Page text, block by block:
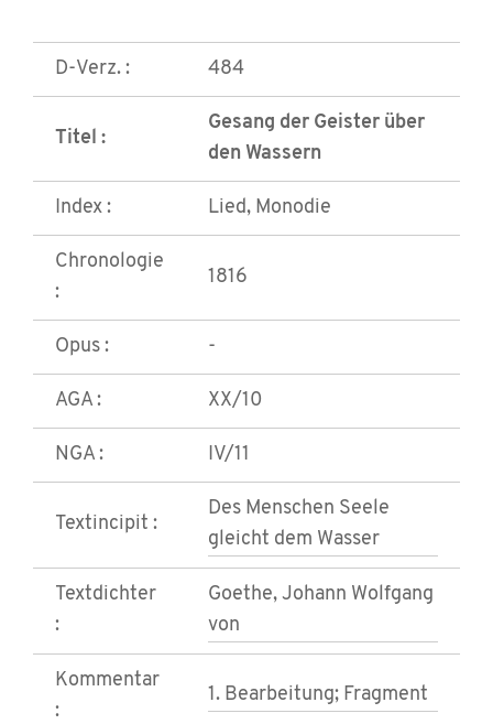
D-Verz. : 484
Titel :
Gesang der Geister über
den Wassern
Index : Lied, Monodie
Chronologie
:
1816
Opus : -
AGA : XX/10
NGA : IV/11
Textincipit :
Des Menschen Seele
gleicht dem Wasser
Textdichter
:
Goethe, Johann Wolfgang
von
Kommentar
:
1. Bearbeitung; Fragment